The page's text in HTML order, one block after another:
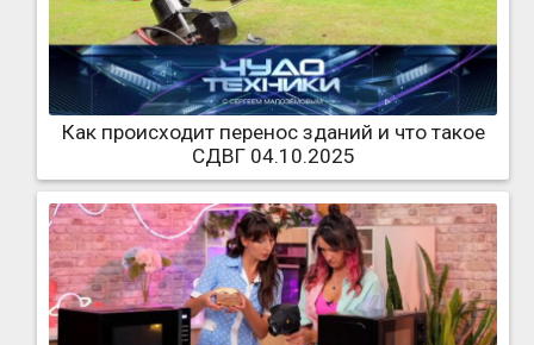
Как происходит перенос зданий и что такое
СДВГ 04.10.2025